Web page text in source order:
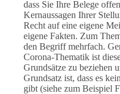
dass Sie Ihre Belege
Kernaussagen Ihrer
Recht auf eine eigene
eigene Fakten. Zum
den Begriff mehrfach.
Corona-Thematik ist
Grundsätze zu beziehen
Grundsatz ist, dass es
gibt (siehe zum Beispiel